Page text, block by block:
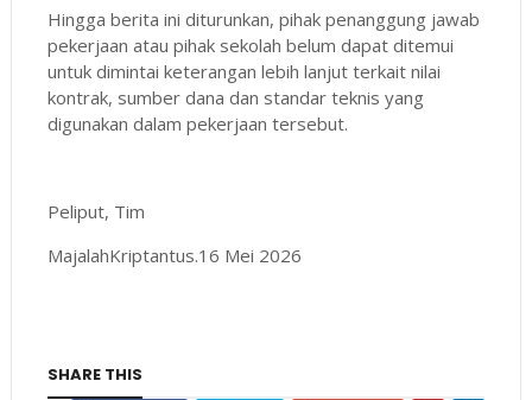
Hingga berita ini diturunkan, pihak penanggung jawab
pekerjaan atau pihak sekolah belum dapat ditemui
untuk dimintai keterangan lebih lanjut terkait nilai
kontrak, sumber dana dan standar teknis yang
digunakan dalam pekerjaan tersebut.
Peliput, Tim
MajalahKriptantus.16 Mei 2026
SHARE THIS